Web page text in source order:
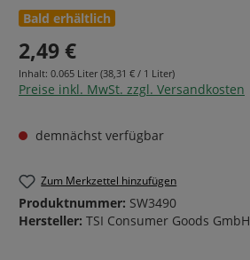
Bald erhältlich
2,49 €
Inhalt: 0.065 Liter (38,31 € / 1 Liter)
Preise inkl. MwSt. zzgl. Versandkosten
demnächst verfügbar
Zum Merkzettel hinzufügen
Produktnummer: SW3490
Hersteller: TSI Consumer Goods GmbH